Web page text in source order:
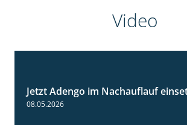
Video
Jetzt Adengo im Nachauflauf